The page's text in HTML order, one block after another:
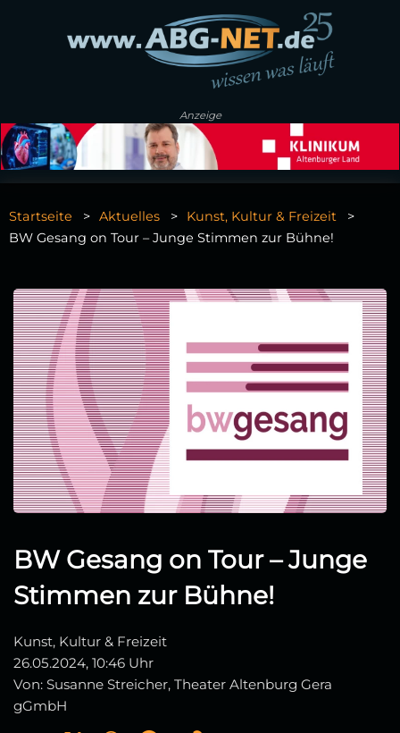
Anzeige
Startseite Aktuelles
Kunst, Kultur & Freizeit
BW Gesang on Tour – Junge Stimmen zur Bühne!
BW Gesang on Tour – Junge
Stimmen zur Bühne!
Kunst, Kultur & Freizeit
26.05.2024, 10:46 Uhr
Von: Susanne Streicher, Theater Altenburg Gera
gGmbH